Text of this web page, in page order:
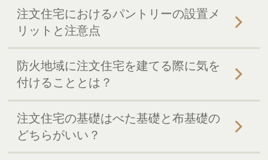
注文住宅におけるパントリーの設置メ
リットと注意点
防火地域に注文住宅を建てる際に気を
付けることとは？
注文住宅の基礎はべた基礎と布基礎の
どちらがいい？